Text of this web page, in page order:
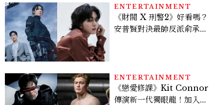
ENTERTAINMENT
《財閥 X 刑警2》好看嗎？
安普賢對決最帥反派俞承
多大？
ENTERTAINMENT
《戀愛修課》Kit Connor
傳演新一代獨眼龍！加入新